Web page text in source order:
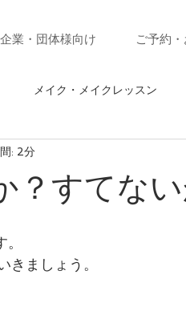
企業・団体様向け ご予約
メイク・メイクレッスン
骨格診断
？すてな
: 2分
ましょう。